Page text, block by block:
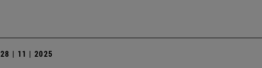
28 | 11 | 2025